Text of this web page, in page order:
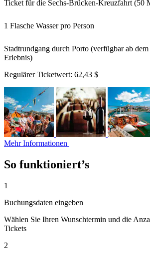
Ticket für die Sechs-Brücken-Kreuzfahrt (50
1 Flasche Wasser pro Person
Stadtrundgang durch Porto (verfügbar ab
Erlebnis)
Regulärer Ticketwert: 62,43 $
Mehr Informationen
So funktioniert’s
1
Buchungsdaten eingeben
Wählen Sie Ihren Wunschtermin und die
Tickets
2